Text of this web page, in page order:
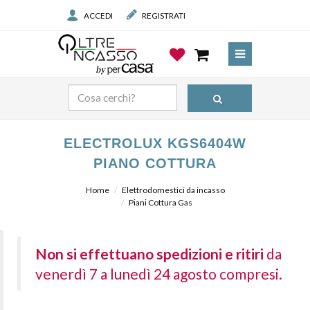
ACCEDI REGISTRATI
ELECTROLUX KGS6404W
PIANO COTTURA
Home
Elettrodomestici da incasso
Piani Cottura Gas
Non si effettuano spedizioni e ritiri da
venerdì 7 a lunedì 24 agosto compresi.